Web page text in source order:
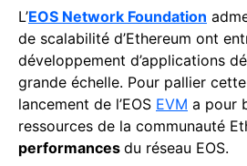
L’EOS Network Foundation
de scalabilité d’Ethereum ont
développement d’applications
grande échelle. Pour pallier
lancement de l’EOS EVM a pour
ressources de la communauté
performances du réseau EOS.